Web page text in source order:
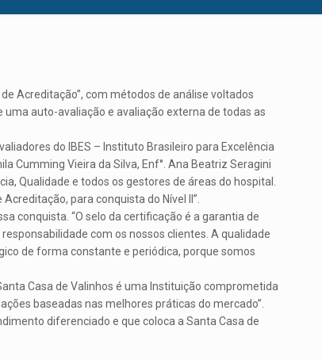
Acreditação”, com métodos de análise voltados
auto-avaliação e avaliação externa de todas as
do IBES – Instituto Brasileiro para Excelência
Cumming Vieira da Silva, Enf°. Ana Beatriz Seragini
Qualidade e todos os gestores de áreas do hospital.
para conquista do Nível II”.
conquista. “O selo da certificação é a garantia de
com os nossos clientes. A qualidade
de forma constante e periódica, porque somos
Casa de Valinhos é uma Instituição comprometida
baseadas nas melhores práticas do mercado”.
diferenciado e que coloca a Santa Casa de